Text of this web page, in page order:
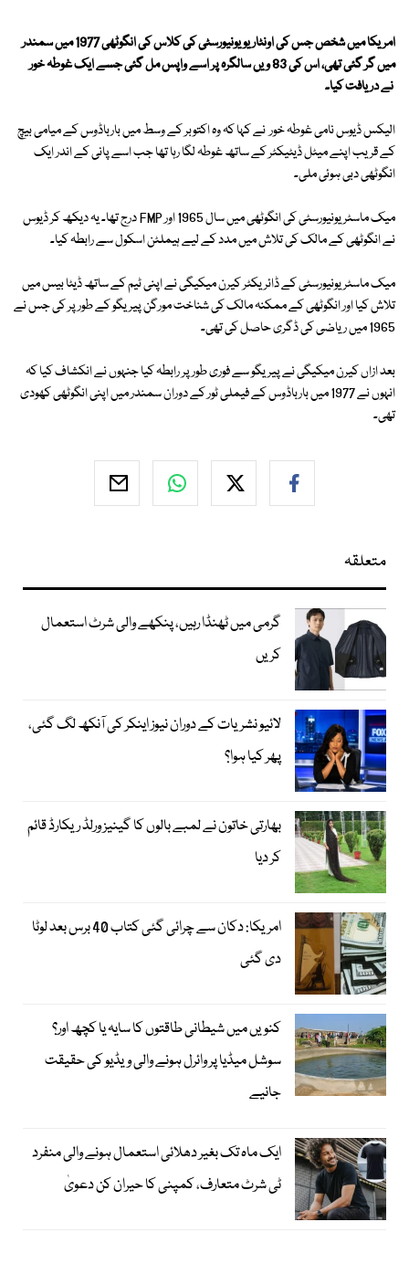
امریکا میں شخص جس کی اونٹاریو یونیورسٹی کی کلاس کی انگوٹھی 1977 میں سمندر
میں گر گئی تھی، اس کی 83 ویں سالگرہ پر اسے واپس مل گئی جسے ایک غوطہ خور
نے دریافت کیا۔
الیکس ڈیوس نامی غوطہ خور نے کہا کہ وہ اکتوبر کے وسط میں بارباڈوس کے میامی بیچ
کے قریب اپنے میٹل ڈیٹیکٹر کے ساتھ غوطہ لگا رہا تھا جب اسے پانی کے اندر ایک
انگوٹھی دبی ہوئی ملی۔
میک ماسٹر یونیورسٹی کی انگوٹھی میں سال 1965 اور FMP درج تھا۔ یہ دیکھ کر ڈیوس
نے انگوٹھی کے مالک کی تلاش میں مدد کے لیے ہیملٹن اسکول سے رابطہ کیا۔
میک ماسٹر یونیورسٹی کے ڈائریکٹر کیرن میکیگی نے اپنی ٹیم کے ساتھ ڈیٹا بیس میں
تلاش کیا اور انگوٹھی کے ممکنہ مالک کی شناخت مورگن پیریگو کے طور پر کی جس نے
1965 میں ریاضی کی ڈگری حاصل کی تھی۔
بعد ازاں کیرن میکیگی نے پیریگو سے فوری طور پر رابطہ کیا جنہوں نے انکشاف کیا کہ
انہوں نے 1977 میں بارباڈوس کے فیملی ٹور کے دوران سمندر میں اپنی انگوٹھی کھودی
تھی۔
متعلقہ
گرمی میں ٹھنڈا رہیں، پنکھے والی شرٹ استعمال
کریں
لائیو نشریات کے دوران نیوز اینکر کی آنکھ لگ گئی،
پھر کیا ہوا؟
بھارتی خاتون نے لمبے بالوں کا گینیز ورلڈ ریکارڈ قائم
کر دیا
امریکا: دکان سے چرائی گئی کتاب 40 برس بعد لوٹا
دی گئی
کنویں میں شیطانی طاقتوں کا سایہ یا کچھ اور؟
سوشل میڈیا پر وائرل ہونے والی ویڈیو کی حقیقت
جانیے
ایک ماہ تک بغیر دھلائی استعمال ہونے والی منفرد
ٹی شرٹ متعارف، کمپنی کا حیران کن دعویٰ